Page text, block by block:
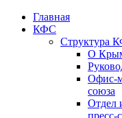
Главная
КФС
Структура
О
Офис-
союза
Отдел
пресс-